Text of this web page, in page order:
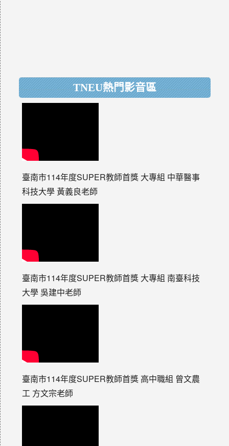
TNEU熱門影音區
臺南市114年度SUPER教師首獎 大專組 中華醫事
科技大學 黃義良老師
臺南市114年度SUPER教師首獎 大專組 南臺科技
大學 吳建中老師
臺南市114年度SUPER教師首獎 高中職組 曾文農
工 方文宗老師